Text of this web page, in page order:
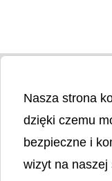
Liczba odwiedzin
Nasza strona
dzięki czemu
bezpieczne i
wizyt na naszej